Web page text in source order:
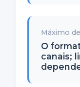
Máximo
O
canais;